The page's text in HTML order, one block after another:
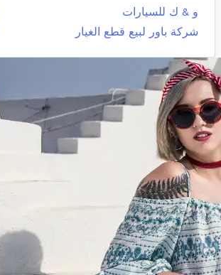
و & ك للسيارات
شركة باور لبيع قطع الغيار